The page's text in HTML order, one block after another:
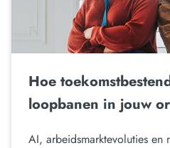
Hoe
loopbanen in jouw
AI, arbeidsmarktevoluties en